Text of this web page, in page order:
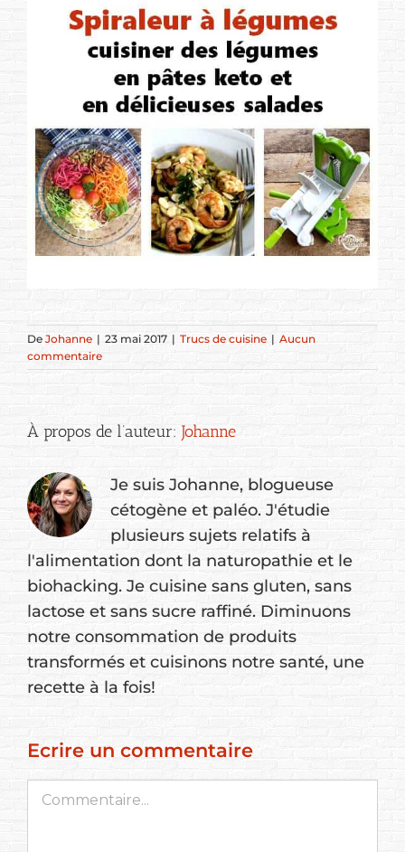
De Johanne | 23 mai 2017 | Trucs de cuisine | Aucun
commentaire
À propos de l’auteur: Johanne
Je suis Johanne, blogueuse
cétogène et paléo. J'étudie
plusieurs sujets relatifs à
l'alimentation dont la naturopathie et le
biohacking. Je cuisine sans gluten, sans
lactose et sans sucre raffiné. Diminuons
notre consommation de produits
transformés et cuisinons notre santé, une
recette à la fois!
Ecrire un commentaire
Commentaire